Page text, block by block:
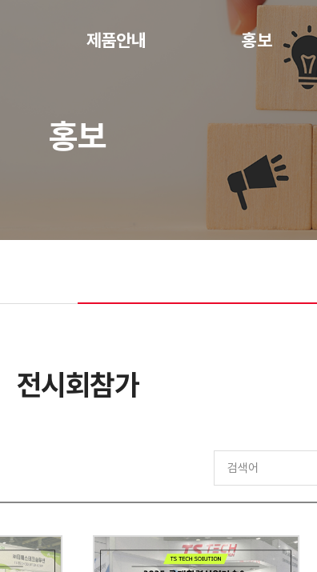
제품안내
ROSSI
EMF
VARVEL
홍보
공지사항
홍보
전시회참가